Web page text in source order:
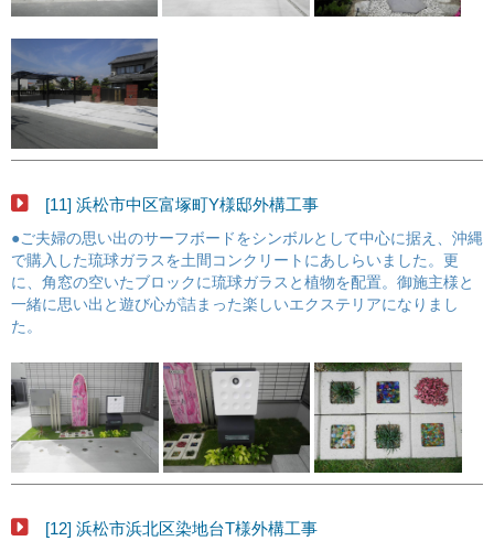
[11] 浜松市中区富塚町Y様邸外構工事
●ご夫婦の思い出のサーフボードをシンボルとして中心に据え、沖縄
で購入した琉球ガラスを土間コンクリートにあしらいました。更
に、角窓の空いたブロックに琉球ガラスと植物を配置。御施主様と
一緒に思い出と遊び心が詰まった楽しいエクステリアになりまし
た。
[12] 浜松市浜北区染地台T様外構工事